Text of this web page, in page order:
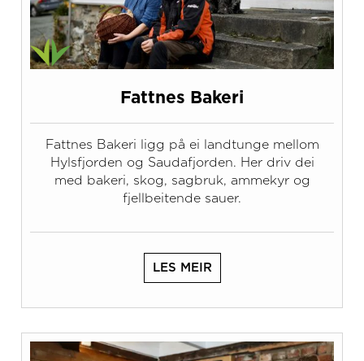
Fattnes Bakeri
Fattnes Bakeri ligg på ei landtunge mellom
Hylsfjorden og Saudafjorden. Her driv dei
med bakeri, skog, sagbruk, ammekyr og
fjellbeitende sauer.
LES MEIR